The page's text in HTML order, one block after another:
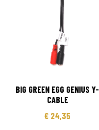
BIG GREEN EGG GENIUS Y-
CABLE
€ 24,35